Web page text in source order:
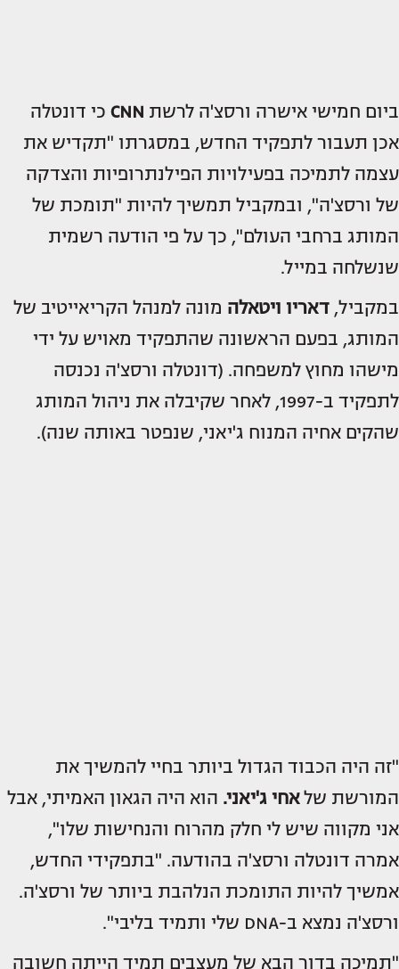
ביום חמישי אישרה ורסצ'ה לרשת CNN כי דונטלה
אכן תעבור לתפקיד החדש, במסגרתו "תקדיש את
עצמה לתמיכה בפעילויות הפילנתרופיות והצדקה
של ורסצ'ה", ובמקביל תמשיך להיות "תומכת של
המותג ברחבי העולם", כך על פי הודעה רשמית
שנשלחה במייל.
במקביל, דאריו ויטאלה מונה למנהל הקריאייטיב של
המותג, בפעם הראשונה שהתפקיד מאויש על ידי
מישהו מחוץ למשפחה. (דונטלה ורסצ'ה נכנסה
לתפקיד ב-1997, לאחר שקיבלה את ניהול המותג
שהקים אחיה המנוח ג'יאני, שנפטר באותה שנה).
"זה היה הכבוד הגדול ביותר בחיי להמשיך את
המורשת שלאחי ג'יאני. הוא היה הגאון האמיתי, אבל
אני מקווה שיש לי חלק מהרוח והנחישות שלו",
אמרה דונטלה ורסצ'ה בהודעה. "בתפקידי החדש,
אמשיך להיות התומכת הנלהבת ביותר של ורסצ'ה.
ורסצ'ה נמצא ב-DNA שלי ותמיד בליבי".
"תמיכה בדור הבא של מעצבים תמיד הייתה חשובה